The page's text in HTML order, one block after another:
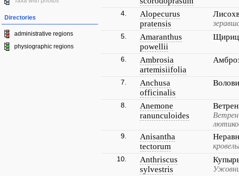
Directories
administrative regions
physiographic regions
4.
Alopecurus
pratensis
5.
Amaranthus
powellii
6.
Ambrosia
artemisiifolia
7.
Anchusa
officinalis
8.
Anemone
ranunculoides
9.
Anisantha
tectorum
10.
Anthriscus
sylvestris